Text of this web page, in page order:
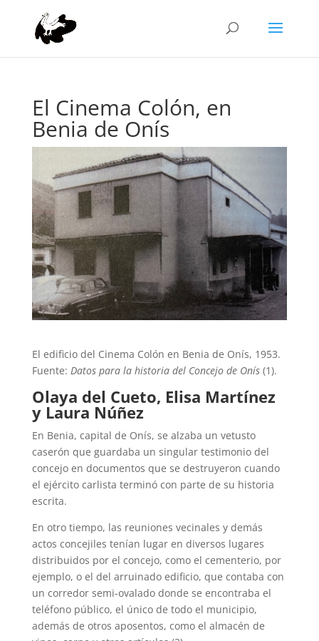
El Cinema Colón, en
Benia de Onís
El edificio del Cinema Colón en Benia de Onís, 1953.
Fuente: Datos para la historia del Concejo de Onís (1).
Olaya del Cueto, Elisa Martínez
y Laura Núñez
En Benia, capital de Onís, se alzaba un vetusto
caserón que guardaba un singular testimonio del
concejo en documentos que se destruyeron cuando
el ejército carlista terminó con parte de su historia
escrita.
En otro tiempo, las reuniones vecinales y demás
actos concejiles tenían lugar en diversos lugares
distribuidos por el concejo, como el cementerio, por
ejemplo, o el del arruinado edificio, que contaba con
un corredor semi-ovalado donde se encontraba el
teléfono público, el único de todo el municipio,
además de otros aposentos, como el almacén de